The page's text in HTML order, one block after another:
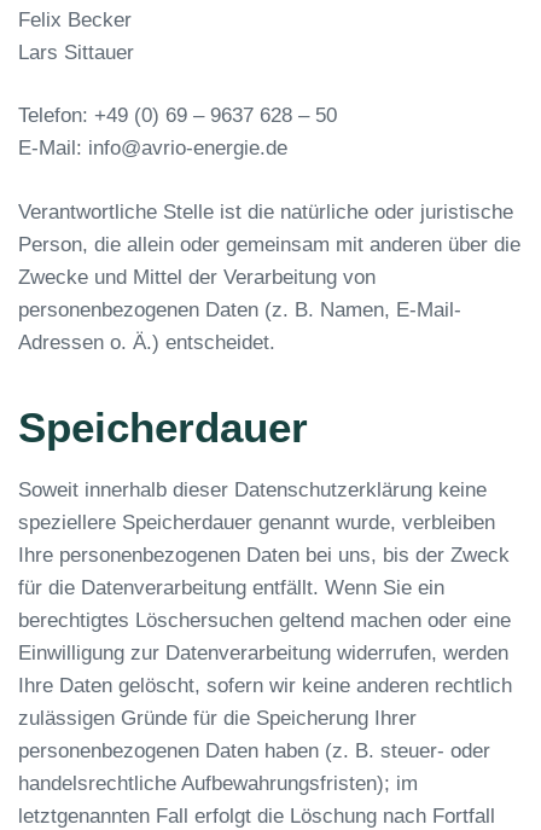
Felix Becker
Lars Sittauer
Telefon: +49 (0) 69 – 9637 628 – 50
E-Mail: info@avrio-energie.de
Verantwortliche Stelle ist die natürliche oder juristische
Person, die allein oder gemeinsam mit anderen über die
Zwecke und Mittel der Verarbeitung von
personenbezogenen Daten (z. B. Namen, E-Mail-
Adressen o. Ä.) entscheidet.
Speicherdauer
Soweit innerhalb dieser Datenschutzerklärung keine
speziellere Speicherdauer genannt wurde, verbleiben
Ihre personenbezogenen Daten bei uns, bis der Zweck
für die Datenverarbeitung entfällt. Wenn Sie ein
berechtigtes Löschersuchen geltend machen oder eine
Einwilligung zur Datenverarbeitung widerrufen, werden
Ihre Daten gelöscht, sofern wir keine anderen rechtlich
zulässigen Gründe für die Speicherung Ihrer
personenbezogenen Daten haben (z. B. steuer- oder
handelsrechtliche Aufbewahrungsfristen); im
letztgenannten Fall erfolgt die Löschung nach Fortfall